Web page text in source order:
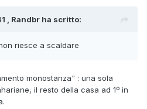
, Randbr ha scritto:
riesce a scaldare
monostanza" : una sola
il resto della casa ad 1º in